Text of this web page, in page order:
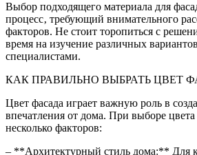
Выбор подходящего материала для
процесс‚ требующий внимательного
факторов. Не стоит торопиться с
время на изучение различных
специалистами.
КАК ПРАВИЛЬНО ВЫБРАТЬ ЦВЕТ
Цвет фасада играет важную роль в
впечатления от дома. При выборе цвета
несколько факторов:
– **Архитектурный стиль дома:** Для